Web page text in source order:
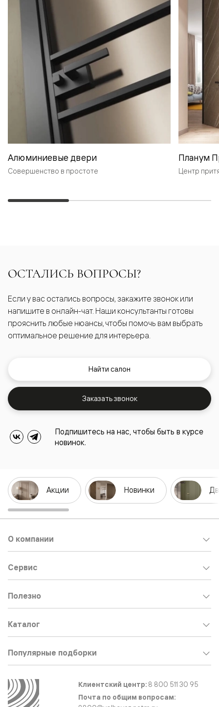
Алюминиевые двери
Совершенство в простоте
Планум
Центр
ОСТАЛИСЬ ВОПРОСЫ?
Если у вас остались вопросы, закажите звонок или
напишите в онлайн-чат. Наши консультанты готовы
прояснить любые нюансы, чтобы помочь вам выбрать
оптимальное решение для интерьера.
Найти салон
Заказать звонок
Подпишитесь на нас, чтобы быть в курсе
новинок.
Акции Новинки
О компании
Сервис
Полезно
Каталог
Популярные подборки
Клиентский центр: 8 800 511 30 95
Почта по общим вопросам: